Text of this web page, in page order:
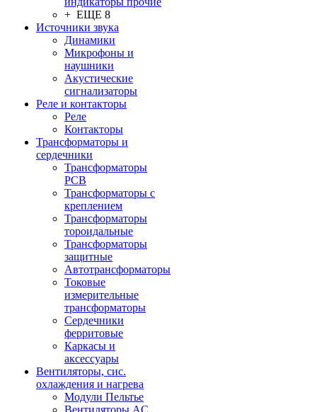
+ ЕЩЕ 8
Источники звука
Динамики
Микрофоны и
наушники
Акустические
сигнализаторы
Реле и контакторы
Реле
Контакторы
Трансформаторы и
сердечники
Трансформаторы
PCB
Трансформаторы с
креплением
Трансформаторы
тороидальные
Трансформаторы
защитные
Автотрансформаторы
Токовые
измерительные
трансформаторы
Сердечники
ферритовые
Каркасы и
аксессуары
Вентиляторы, сис.
охлаждения и нагрева
Модули Пельтье
Вентиляторы AC